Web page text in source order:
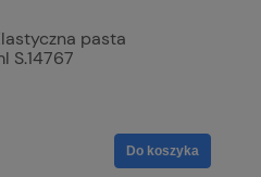
pasta
S.14767
Do koszyka